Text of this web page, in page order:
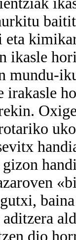
ikasle
mundu-
aditzera
dio